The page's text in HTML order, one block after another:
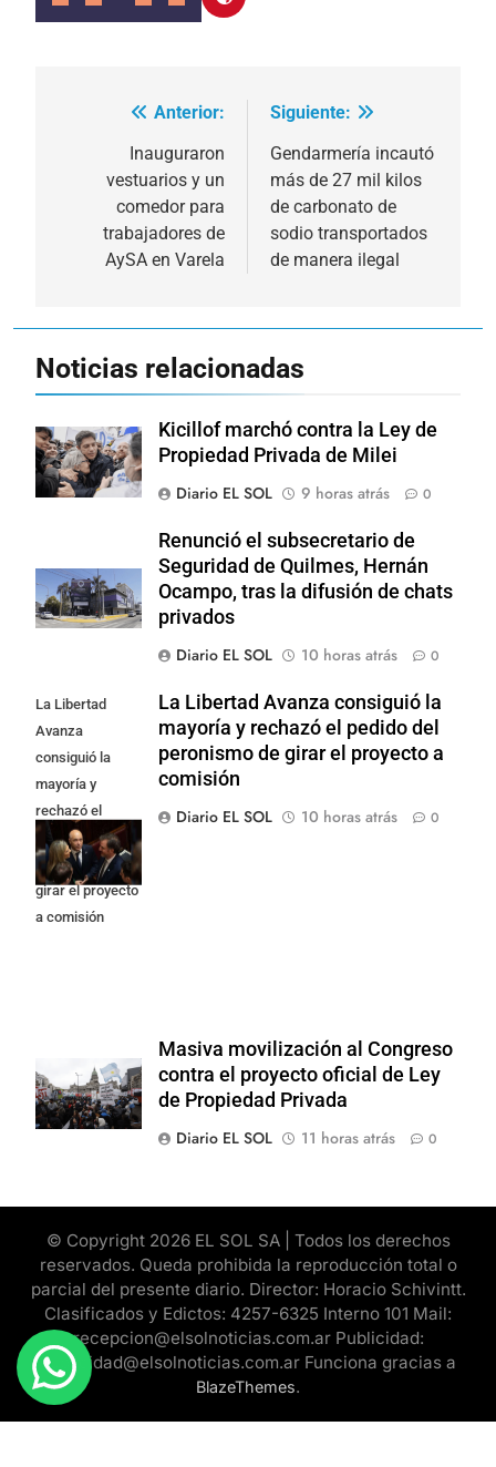
Navegación
entradas
Anterior:
Inauguraron
vestuarios y un
comedor para
trabajadores de
AySA en Varela
Siguiente:
Gendarmería incautó
más de 27 mil kilos
de carbonato de
sodio transportados
de manera ilegal
Noticias relacionadas
Kicillof marchó contra la Ley de
Propiedad Privada de Milei
Diario EL SOL
9 horas atrás 0
Renunció el subsecretario de
Seguridad de Quilmes, Hernán
Ocampo, tras la difusión de chats
privados
Diario EL SOL
10 horas atrás 0
La Libertad
Avanza
consiguió la
mayoría y
rechazó el
pedido del
peronismo de
girar el proyecto
a comisión
La Libertad Avanza consiguió la
mayoría y rechazó el pedido del
peronismo de girar el proyecto a
comisión
Diario EL SOL
10 horas atrás 0
Masiva movilización al Congreso
contra el proyecto oficial de Ley
de Propiedad Privada
Diario EL SOL
11 horas atrás 0
© Copyright 2026 EL SOL SA | Todos los derechos
reservados. Queda prohibida la reproducción total o
parcial del presente diario. Director: Horacio Schivintt.
Clasificados y Edictos: 4257-6325 Interno 101 Mail:
recepcion@elsolnoticias.com.ar Publicidad:
publicidad@elsolnoticias.com.ar Funciona gracias a
BlazeThemes.